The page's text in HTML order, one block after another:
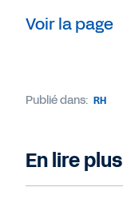
Voir la page
Publié dans: RH
En lire plus